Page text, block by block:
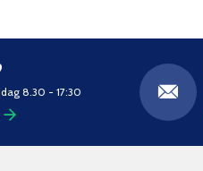
8.30 - 17:30